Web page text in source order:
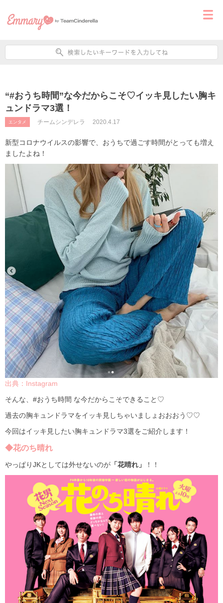
“#おうち時間”な今だからこそ♡イッキ見したい胸キ
ュンドラマ3選！
エンタメ チームシンデレラ 2020.4.17
新型コロナウイルスの影響で、おうちで過ごす時間がとっても増え
ましたよね！
出典：Instagram
そんな、#おうち時間 な今だからこそできること♡
過去の胸キュンドラマをイッキ見しちゃいましょおおおう♡♡
今回はイッキ見したい胸キュンドラマ3選をご紹介します！
◆花のち晴れ
やっぱりJKとしては外せないのが 「花晴れ」 ！！